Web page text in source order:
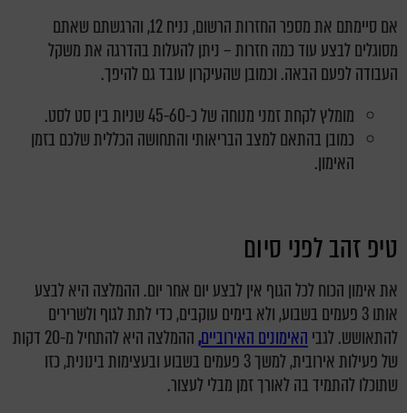
אם סיימתם את מספר החזרות הרשום, נניח 12, והרגשתם שאתם
מסוגלים לבצע עוד כמה חזרות – ניתן להעלות בהדרגה את משקל
העבודה לפעם הבאה. וכמובן שהעיקרון עובד גם להיפך.
מומלץ לקחת זמני מנוחה של כ-45-60 שניות בין סט לסט.
כמובן בהתאם למצב הבריאותי והתחושה הכללית שלכם בזמן
האימון.
טיפ זהב לפני סיום
את אימון הכוח לכל הגוף אין לבצע יום אחר יום. ההמלצה היא לבצע
אותו 3 פעמים בשבוע, ולא בימים עוקבים, כדי לתת לגוף ולשרירים
להתאושש. לגבי האימונים האירוביים,
ההמלצה היא להתחיל מ-20 דקות
של פעילות אירובית, למשך 3 פעמים בשבוע ובעצימות בינונית, כזו
שתוכלו להתמיד בה לאורך זמן מבלי לעצור.